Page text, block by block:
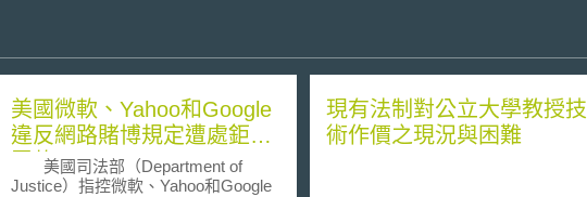
美國微軟、Yahoo和Google
違反網路賭博規定遭處鉅額
罰款
美國司法部（Department of
Justice）指控微軟、Yahoo和Google
現有法制對公立大學教授技
術作價之現況與困難